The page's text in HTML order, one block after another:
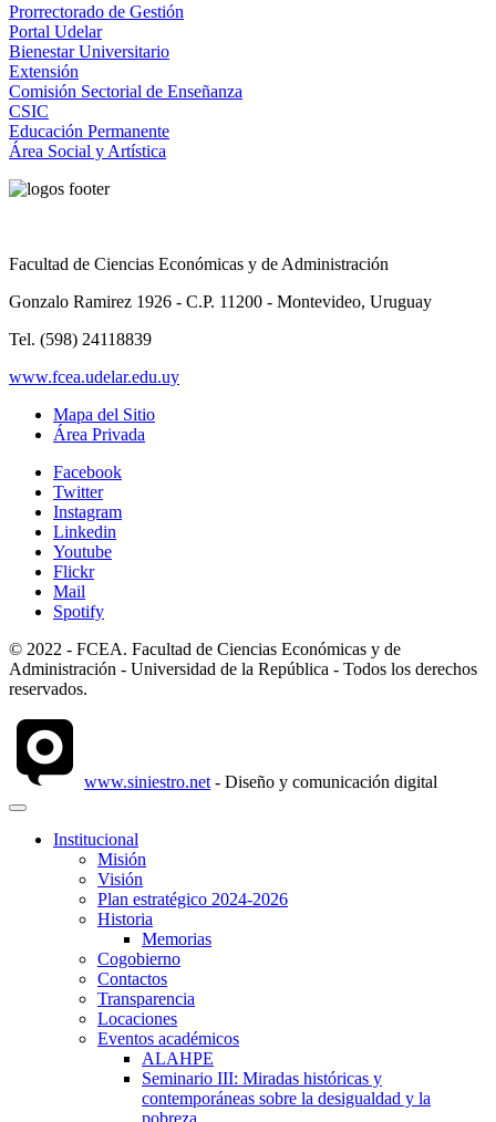
Prorrectorado de Gestión
Portal Udelar
Bienestar Universitario
Extensión
Comisión Sectorial de Enseñanza
CSIC
Educación Permanente
Área Social y Artística
Facultad de Ciencias Económicas y de Administración
Gonzalo Ramirez 1926 - C.P. 11200 - Montevideo, Uruguay
Tel. (598) 24118839
www.fcea.udelar.edu.uy
Mapa del Sitio
Área Privada
Facebook
Twitter
Instagram
Linkedin
Youtube
Flickr
Mail
Spotify
© 2022 - FCEA. Facultad de Ciencias Económicas y de
Administración - Universidad de la República - Todos los derechos
reservados.
www.siniestro.net - Diseño y comunicación digital
Institucional
Misión
Visión
Plan estratégico 2024-2026
Historia
Memorias
Cogobierno
Contactos
Transparencia
Locaciones
Eventos académicos
ALAHPE
Seminario III: Miradas históricas y
contemporáneas sobre la desigualdad y la
pobreza